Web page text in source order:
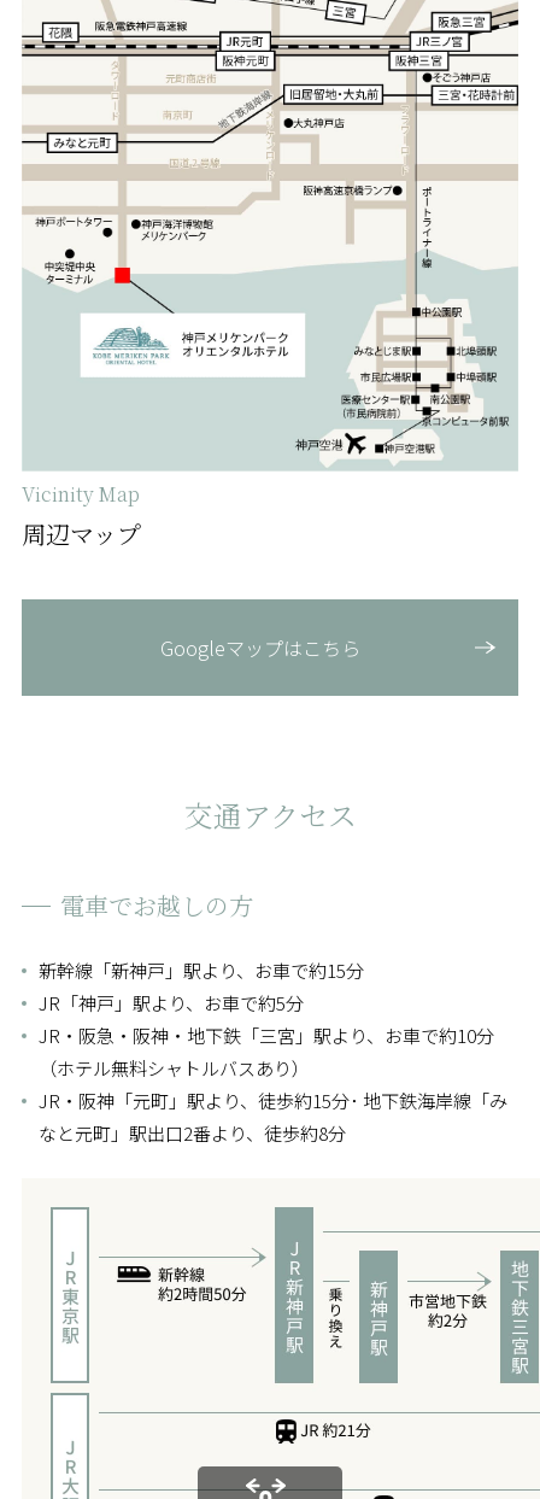
Vicinity Map
周辺マップ
Googleマップはこちら
交通アクセス
電車でお越しの方
新幹線「新神戸」駅より、お車で約15分
JR「神戸」駅より、お車で約5分
JR・阪急・阪神・地下鉄「三宮」駅より、お車で約10分
（ホテル無料シャトルバスあり）
JR・阪神「元町」駅より、徒歩約15分･ 地下鉄海岸線「み
なと元町」駅出口2番より、徒歩約8分